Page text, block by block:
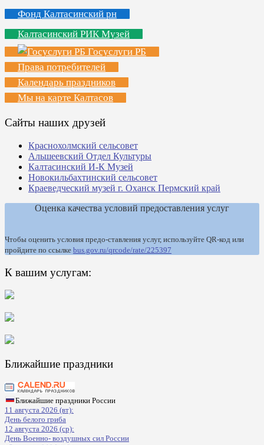
Фонд Калтасинский рн
Калтасинский РИК Музей
Госуслуги РБ
Права потребителей
Календарь праздников
Мы на карте Калтасов
Сайты наших друзей
Краснохолмский сельсовет
Альшеевский Отдел Культуры
Калтасинский И-К Музей
Новокильбахтинский сельсовет
Краеведческий музей г. Оханск Пермский край
Оценка качества условий предоставления услуг
Чтобы оценить условия предо-ставления услуг, используйте QR-код или
пройдите по ссылке bus.gov.ru/qrcode/rate/225397
К вашим услугам:
Ближайшие праздники
Ближайшие праздники России
11 августа 2026 (вт):
День белого гриба
12 августа 2026 (ср):
День Военно- воздушных сил России